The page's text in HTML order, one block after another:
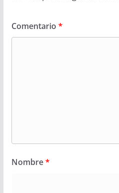
Comentario *
Nombre*